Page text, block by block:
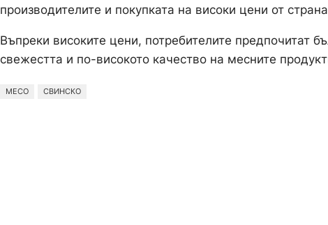
производителите и покупката на високи цени от
Въпреки високите цени, потребителите предпочитат
свежестта и по-високото качество на месните
МЕСО СВИНСКО